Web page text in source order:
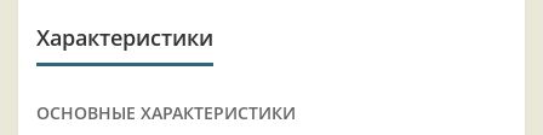
Характеристики
ОСНОВНЫЕ ХАРАКТЕРИСТИКИ